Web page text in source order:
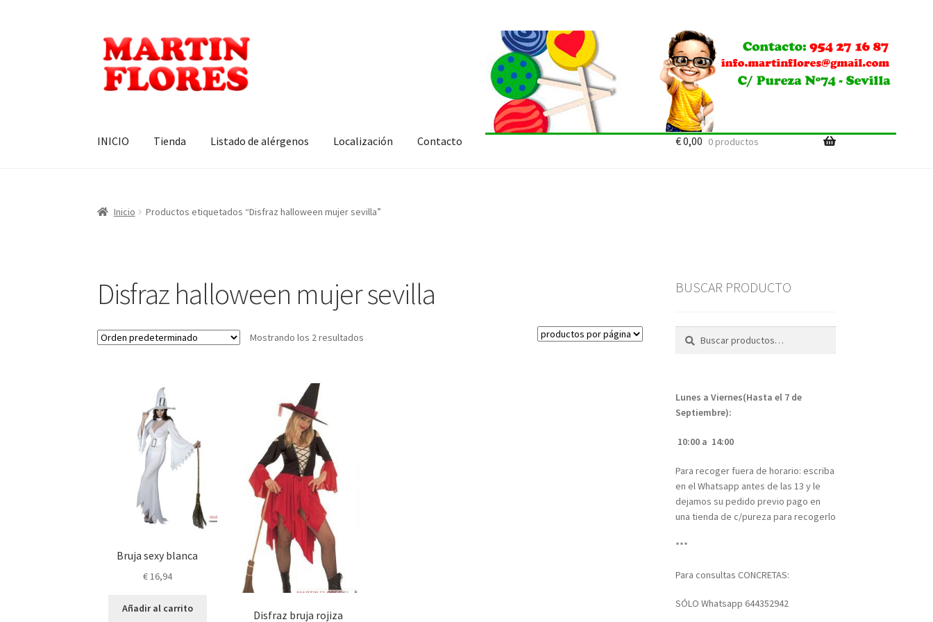
Ir
la
navegación
Ir
al
contenido
INICIO Tienda Listado de alérgenos Localización Contacto €0,00 0 productos
Inicio Productos etiquetados “Disfraz halloween mujer sevilla”
Disfraz halloween mujer sevilla
Mostrando los 2 resultados
Bruja sexy blanca
€16,94
Añadir al carrito
Disfraz bruja rojiza
BUSCAR PRODUCTO
Buscar
Buscar
Lunes a Viernes(Hasta el 7 de
Septiembre):
10:00 a 14:00
Para recoger fuera de horario: escriba
en el Whatsapp antes de las 13 y le
dejamos su pedido previo pago en
una tienda de c/pureza para recogerlo
***
Para consultas CONCRETAS:
SÓLO Whatsapp 644352942